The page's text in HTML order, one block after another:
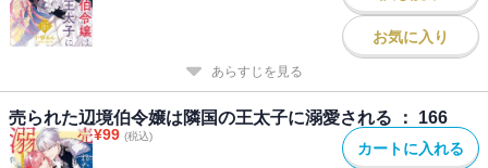
お気に入り
あらすじを見る
売られた辺境伯令嬢は隣国の王太子に溺愛される ： 166
¥99 (税込)
カートに入れる